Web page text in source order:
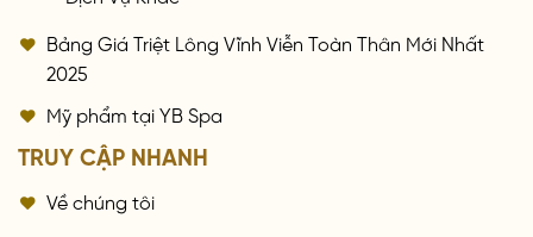
Bảng Giá Triệt Lông Vĩnh Viễn Toàn Thân Mới Nhất
2025
Mỹ phẩm tại YB Spa
TRUY CẬP NHANH
Về chúng tôi